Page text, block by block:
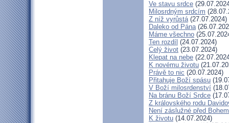
Ve stavu srdce
Milosrdným srdcím
Z níž vyrůstá(27.07.2024)
Daleko od Pána
Máme všechno
Ten rozdíl (24.07.2024)
Celý život (23.07.2024)
Klepat na nebe
K novému životu
Právě to nic (20.07.2024)
Přitahuje Boží spásu
V Boží milosrdenství
Na bránu Boží Srdce
Z královského rodu
Není záslužné před Bohem
K životu (14.07.2024)